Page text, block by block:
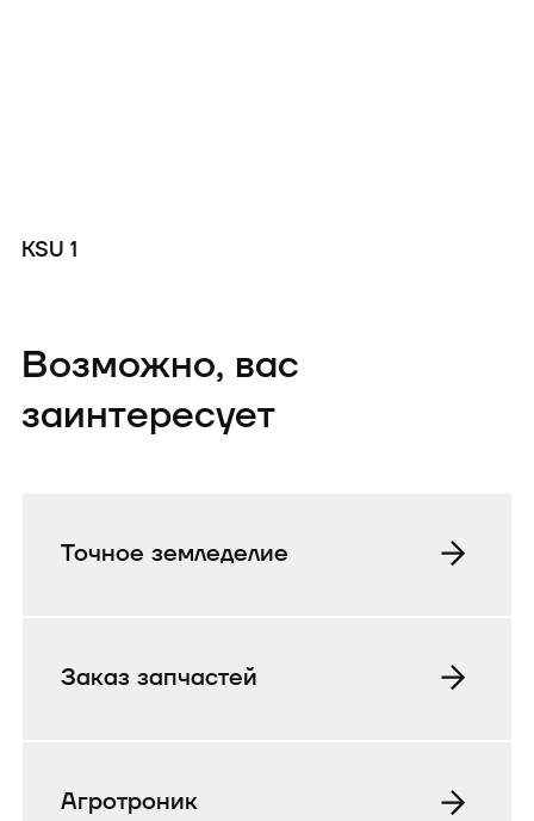
KSU 1
Возможно, вас
заинтересует
Точное земледелие
Заказ запчастей
Агротроник